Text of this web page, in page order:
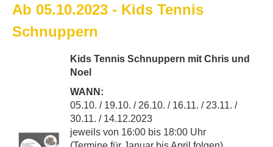
Ab 05.10.2023 - Kids Tennis
Schnuppern
Kids Tennis Schnuppern mit Chris und
Noel
WANN:
05.10. / 19.10. / 26.10. / 16.11. / 23.11. /
30.11. / 14.12.2023
jeweils von 16:00 bis 18:00 Uhr